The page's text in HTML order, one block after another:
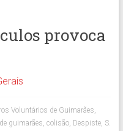
provoca
Voluntários de Guimarães,
guimarães, colisão, Despiste, S.